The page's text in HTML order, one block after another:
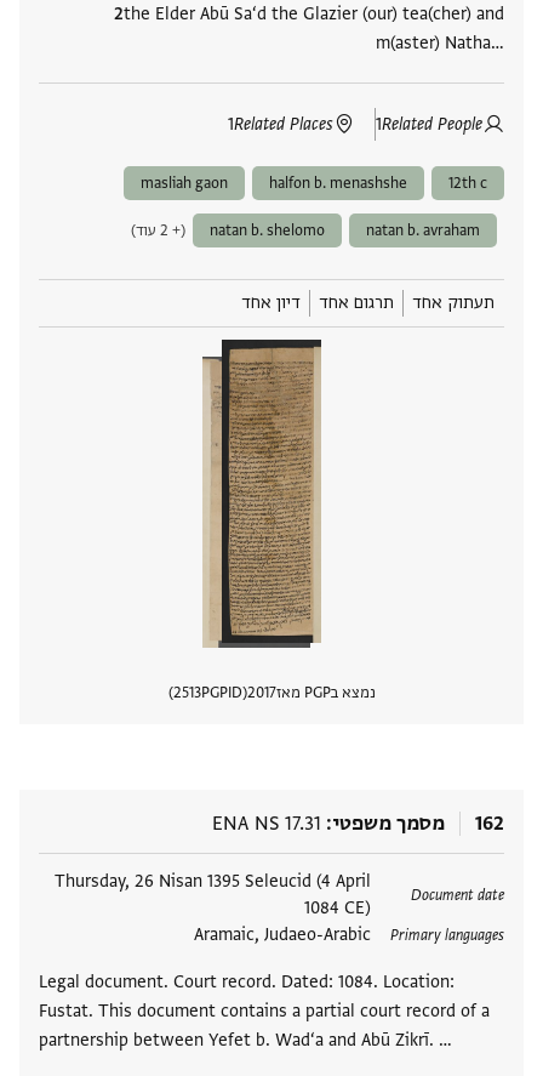
the Elder Abū Sa‘d the Glazier (our) tea(cher) and
m(aster) Natha‮…
Related People
1
Related Places
1
12th c
halfon b. menashshe
masliah gaon
natan b. avraham
natan b. shelomo (+ 2 עוד)
תעתוק אחד תרגום אחד דיון אחד
נמצא בPGP מאז 2017
PGPID
2513
162 מסמך משפטי ENA NS 17.31
Document date
Thursday, 26 Nisan 1395 Seleucid (4 April
1084 CE)
Primary languages
Aramaic, Judaeo-Arabic
Legal document. Court record. Dated: 1084. Location:
Fustat. This document contains a partial court record of a
partnership between Yefet b. Wad‘a and Abū Zikrī. …